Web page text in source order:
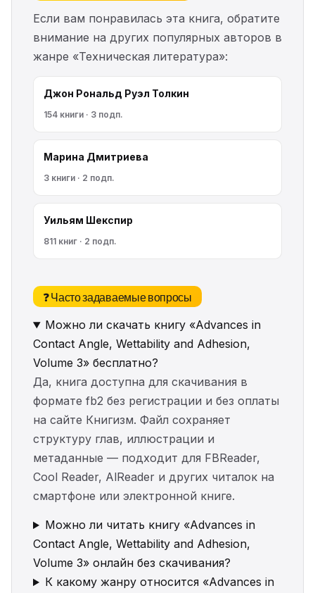
Если вам понравилась эта книга, обратите
внимание на других популярных авторов в
жанре «Техническая литература»:
Джон Рональд Руэл Толкин
154 книги · 3 подп.
Марина Дмитриева
3 книги · 2 подп.
Уильям Шекспир
811 книг · 2 подп.
❓ Часто задаваемые вопросы
Можно ли скачать книгу «Advances in
Contact Angle, Wettability and Adhesion,
Volume 3» бесплатно?
Да, книга доступна для скачивания в
формате fb2 без регистрации и без оплаты
на сайте Книгизм. Файл сохраняет
структуру глав, иллюстрации и
метаданные — подходит для FBReader,
Cool Reader, AlReader и других читалок на
смартфоне или электронной книге.
Можно ли читать книгу «Advances in
Contact Angle, Wettability and Adhesion,
Volume 3» онлайн без скачивания?
К какому жанру относится «Advances in